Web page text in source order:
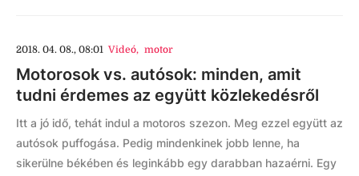
2018. 04. 08., 08:01 Videó, motor
Motorosok vs. autósok: minden, amit
tudni érdemes az együtt közlekedésről
Itt a jó idő, tehát indul a motoros szezon. Meg ezzel együtt az
autósok puffogása. Pedig mindenkinek jobb lenne, ha
sikerülne békében és leginkább egy darabban hazaérni. Egy